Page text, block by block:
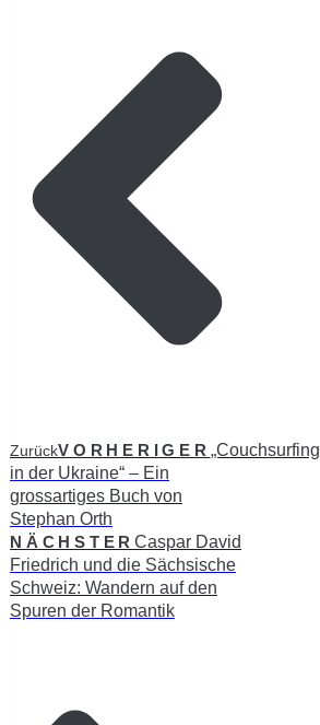
ZurückVORHERIGER „Couchsurfing
in der Ukraine“ – Ein
grossartiges Buch von
Stephan Orth
NÄCHSTER Caspar David
Friedrich und die Sächsische
Schweiz: Wandern auf den
Spuren der Romantik